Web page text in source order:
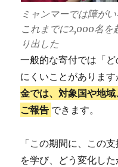
ミャンマーでは障が
これまでに2,000名を
り出した
一般的な寄付では「
にくいことがあります
金では、対象国や地
ご報告 できます。
「この期間に、この
を学び、どう変化し